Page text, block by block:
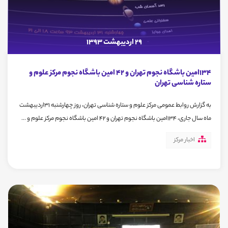
29 اردیبهشت 1393
134امین باشگاه نجوم تهران و 42 امین باشگاه نجوم مرکز علوم و
ستاره شناسی تهران
به گزارش روابط عمومی مرکز علوم و ستاره شناسی تهران، روز چهارشنبه 31اردیبهشت
ماه سال جاری، 134امین باشگاه نجوم تهران و 42 امین باشگاه نجوم مرکز علوم و ...
اخبار مرکز